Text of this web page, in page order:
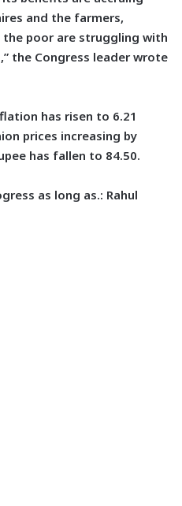
and the farmers,
the poor are struggling with
the Congress leader wrote
has risen to 6.21
prices increasing by
has fallen to 84.50.
as long as.: Rahul